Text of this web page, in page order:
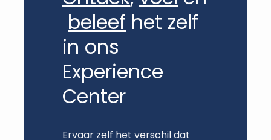
beleef het zelf
in ons
Experience
Center
Ervaar zelf het verschil dat